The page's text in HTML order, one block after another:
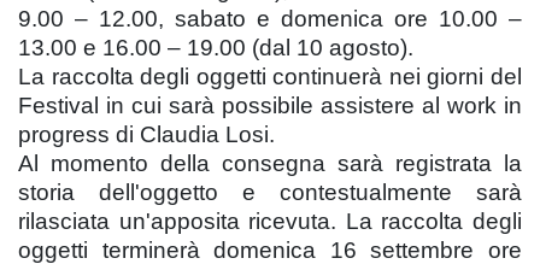
9.00 – 12.00, sabato e domenica ore 10.00 –
13.00 e 16.00 – 19.00 (dal 10 agosto).
La raccolta degli oggetti continuerà nei giorni del
Festival in cui sarà possibile assistere al work in
progress di Claudia Losi.
Al momento della consegna sarà registrata la
storia dell'oggetto e contestualmente sarà
rilasciata un'apposita ricevuta. La raccolta degli
oggetti terminerà domenica 16 settembre ore